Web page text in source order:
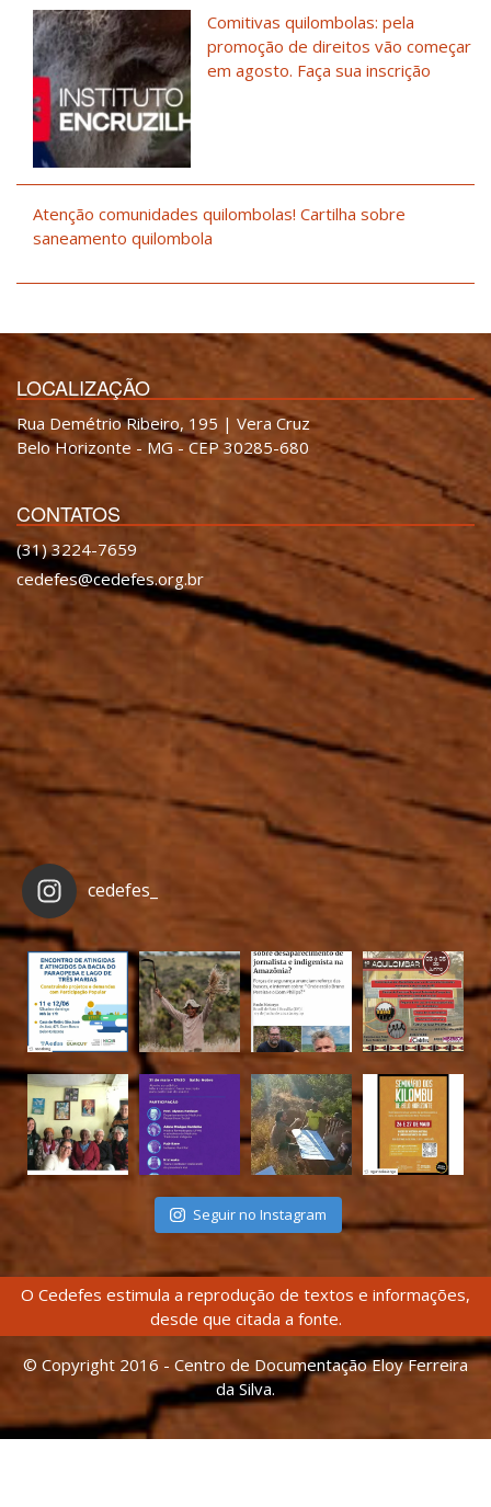
Comitivas quilombolas: pela
promoção de direitos vão começar
em agosto. Faça sua inscrição
Atenção comunidades quilombolas! Cartilha sobre
saneamento quilombola
LOCALIZAÇÃO
Rua Demétrio Ribeiro, 195 | Vera Cruz
Belo Horizonte - MG - CEP 30285-680
CONTATOS
(31) 3224-7659
cedefes@cedefes.org.br
cedefes_
Seguir no Instagram
O Cedefes estimula a reprodução de textos e informações,
desde que citada a fonte.
© Copyright 2016 - Centro de Documentação Eloy Ferreira
da Silva.